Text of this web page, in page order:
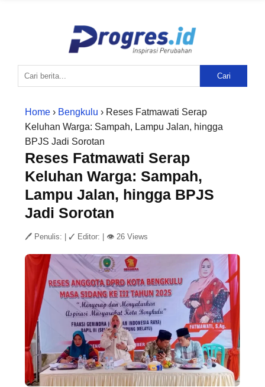
Cari
Home › Bengkulu › Reses Fatmawati Serap
Keluhan Warga: Sampah, Lampu Jalan, hingga
BPJS Jadi Sorotan
Reses Fatmawati Serap
Keluhan Warga: Sampah,
Lampu Jalan, hingga BPJS
Jadi Sorotan
🖊 Penulis: ✓ Editor: 👁 26 Views